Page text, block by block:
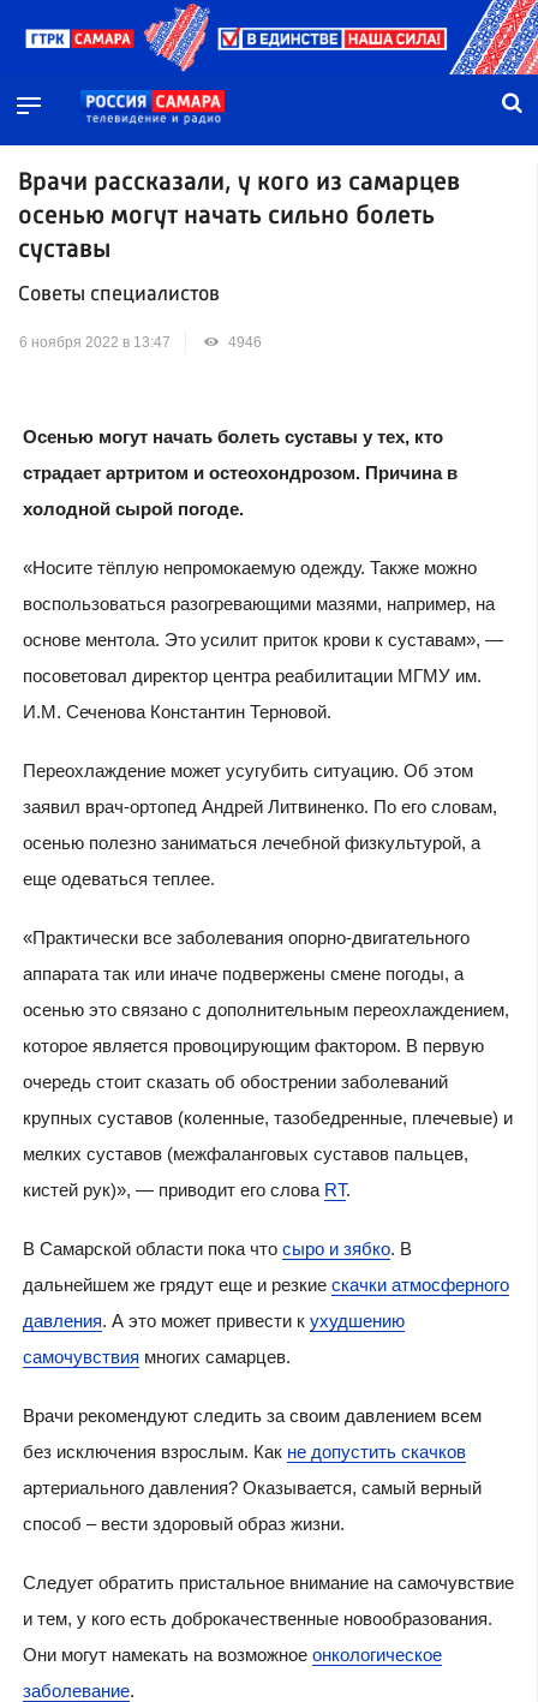
Врачи рассказали, у кого из самарцев
осенью могут начать сильно болеть
суставы
Советы специалистов
6 ноября 2022 в 13:47 4946
Осенью могут начать болеть суставы у тех, кто
страдает артритом и остеохондрозом. Причина в
холодной сырой погоде.
«Носите тёплую непромокаемую одежду. Также можно
воспользоваться разогревающими мазями, например, на
основе ментола. Это усилит приток крови к суставам», —
посоветовал директор центра реабилитации МГМУ им.
И.М. Сеченова Константин Терновой.
Переохлаждение может усугубить ситуацию. Об этом
заявил врач-ортопед Андрей Литвиненко. По его словам,
осенью полезно заниматься лечебной физкультурой, а
еще одеваться теплее.
«Практически все заболевания опорно-двигательного
аппарата так или иначе подвержены смене погоды, а
осенью это связано с дополнительным переохлаждением,
которое является провоцирующим фактором. В первую
очередь стоит сказать об обострении заболеваний
крупных суставов (коленные, тазобедренные, плечевые) и
мелких суставов (межфаланговых суставов пальцев,
кистей рук)», — приводит его слова RT.
В Самарской области пока что сыро и зябко. В
дальнейшем же грядут еще и резкие скачки атмосферного
давления. А это может привести к ухудшению
самочувствия многих самарцев.
Врачи рекомендуют следить за своим давлением всем
без исключения взрослым. Как не допустить скачков
артериального давления? Оказывается, самый верный
способ – вести здоровый образ жизни.
Следует обратить пристальное внимание на самочувствие
и тем, у кого есть доброкачественные новообразования.
Они могут намекать на возможное онкологическое
заболевание.